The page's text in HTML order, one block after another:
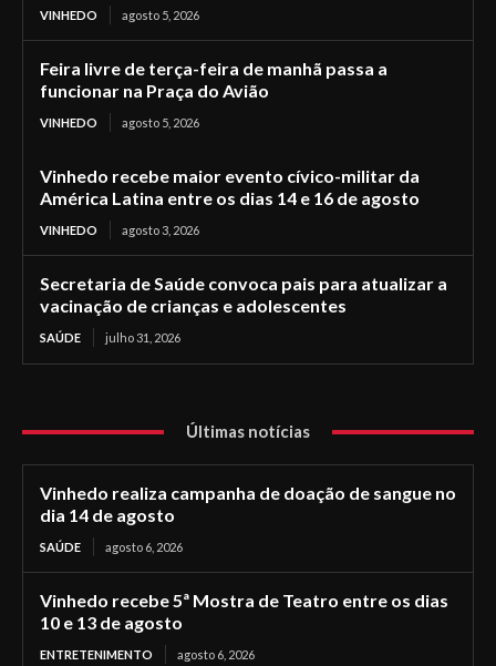
VINHEDO agosto 5, 2026
Feira livre de terça-feira de manhã passa a
funcionar na Praça do Avião
VINHEDO agosto 5, 2026
Vinhedo recebe maior evento cívico-militar da
América Latina entre os dias 14 e 16 de agosto
VINHEDO agosto 3, 2026
Secretaria de Saúde convoca pais para atualizar a
vacinação de crianças e adolescentes
SAÚDE julho 31, 2026
Últimas notícias
Vinhedo realiza campanha de doação de sangue no
dia 14 de agosto
SAÚDE agosto 6, 2026
Vinhedo recebe 5ª Mostra de Teatro entre os dias
10 e 13 de agosto
ENTRETENIMENTO agosto 6, 2026